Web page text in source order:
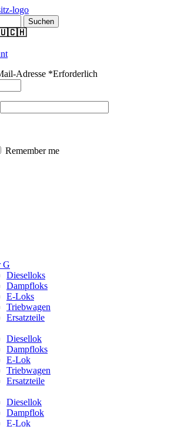
Suchen
Adresse *Erforderlich
Remember me
G
Dieselloks
Dampfloks
E-Loks
Triebwagen
Ersatzteile
Diesellok
Dampfloks
E-Lok
Triebwagen
Ersatzteile
Diesellok
Dampflok
E-Lok